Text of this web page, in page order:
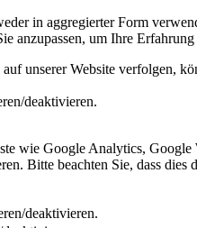
in aggregierter Form
anzupassen, um Ihre Erfahrung
unserer Website verfolgen,
deaktivieren.
wie Google Analytics,
Bitte beachten Sie, dass
deaktivieren.